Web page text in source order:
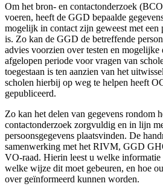
Om het bron- en contactonderzoek
voeren, heeft de GGD bepaalde
mogelijk in contact zijn geweest met een
is. Zo kan de GGD de betreffende
advies voorzien over testen en
afgelopen periode voor vragen van
toegestaan is ten aanzien van het
scholen hierbij op weg te helpen heeft
gepubliceerd.
Zo kan het delen van gegevens rondom
contactonderzoek zorgvuldig en in lijn
persoonsgegevens plaatsvinden. De
samenwerking met het RIVM, GGD
VO-raad. Hierin leest u welke informatie
welke wijze dit moet gebeuren, en hoe
over geïnformeerd kunnen worden.